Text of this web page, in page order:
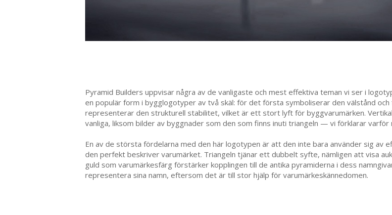
Pyramid Builders uppvisar några av de vanligaste och mest effektiva teman vi ser i
en populär form i bygglogotyper av två skäl: för det första symboliserar den välstånd
representerar den strukturell stabilitet, vilket är ett stort lyft för byggvarumärken.
vanliga, liksom bilder av byggnader som den som finns inuti triangeln — vi förklarar varför
En av de största fördelarna med den här logotypen är att den inte bara använder sig av
den perfekt beskriver varumärket. Triangeln tjänar ett dubbelt syfte, nämligen att visa
guld som varumärkesfärg förstärker kopplingen till de antika pyramiderna i dess
representera sina namn, eftersom det är till stor hjälp för varumärkeskännedomen.